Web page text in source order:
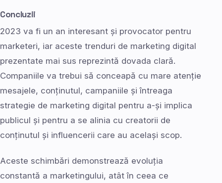
Concluzii
2023 va fi un an interesant și provocator pentru
marketeri, iar aceste trenduri de marketing digital
prezentate mai sus reprezintă dovada clară.
Companiile va trebui să conceapă cu mare atenție
mesajele, conținutul, campaniile și întreaga
strategie de marketing digital pentru a-și implica
publicul și pentru a se alinia cu creatorii de
conținutul și influencerii care au același scop.
Aceste schimbări demonstrează evoluția
constantă a marketingului, atât în ​​ceea ce